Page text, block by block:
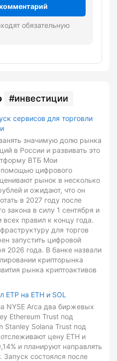
обязательную
инвестиции
сервисов для торговли
значимую долю рынка
в России и развивать это
ВТБ Мои
цифрового
рынок в несколько
и ожидают, что он
в 2027 году после
закона в силу 1 сентября и
всех правил к концу года.
для торгов
запустить цифровой
2026 года. В банке назвали
крипторынка
рынка криптоактивов
ETP на ETH и SOL
NYSE Arca два биржевых
Ethereum Trust под
Stanley Solana Trust под
цену ETH и
и планируют направлять
Запуск состоялся после